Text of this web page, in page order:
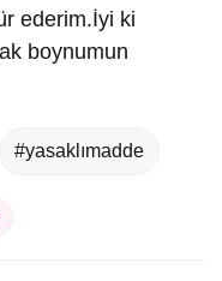
ederim.İyi ki
boynumun
#yasaklımadde